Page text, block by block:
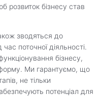
розвиток бізнесу став
зводяться до
поточної діяльності.
бізнесу,
Ми гарантуємо, що
не тільки
потенціал для